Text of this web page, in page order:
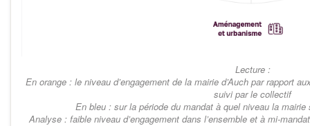
Lecture :
En orange : le niveau d’engagement de la mairie d’Auch par rapport
suivi par le collectif
En bleu : sur la période du mandat à quel niveau la
Analyse : faible niveau d’engagement dans l’ensemble et à mi-